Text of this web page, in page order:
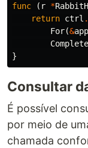
func ( r *
return ctrl .
For(&
Complete
}
Consultar
É possível
por meio de
chamada